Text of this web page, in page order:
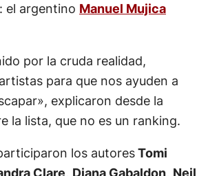
el argentino Manuel Mujica
por la cruda realidad,
para que nos ayuden a
explicaron desde la
la lista, que no es un ranking.
los autoresTomi
Clare, Diana Gabaldon, Neil